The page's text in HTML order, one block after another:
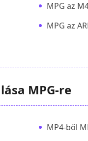
MPG az
MPG az
MPG-re
MP4-ből